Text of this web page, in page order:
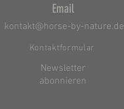
Email
kontakt@horse-by-nature.de
Kontaktformular
Newsletter
abonnieren